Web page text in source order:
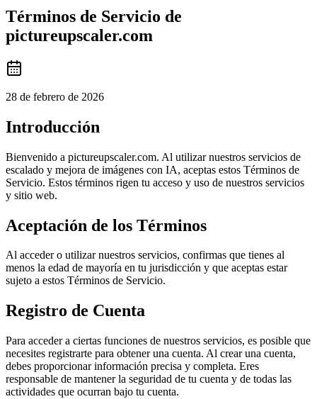
Términos de Servicio de
pictureupscaler.com
28 de febrero de 2026
Introducción
Bienvenido a pictureupscaler.com. Al utilizar nuestros servicios de
escalado y mejora de imágenes con IA, aceptas estos Términos de
Servicio. Estos términos rigen tu acceso y uso de nuestros servicios
y sitio web.
Aceptación de los Términos
Al acceder o utilizar nuestros servicios, confirmas que tienes al
menos la edad de mayoría en tu jurisdicción y que aceptas estar
sujeto a estos Términos de Servicio.
Registro de Cuenta
Para acceder a ciertas funciones de nuestros servicios, es posible que
necesites registrarte para obtener una cuenta. Al crear una cuenta,
debes proporcionar información precisa y completa. Eres
responsable de mantener la seguridad de tu cuenta y de todas las
actividades que ocurran bajo tu cuenta.